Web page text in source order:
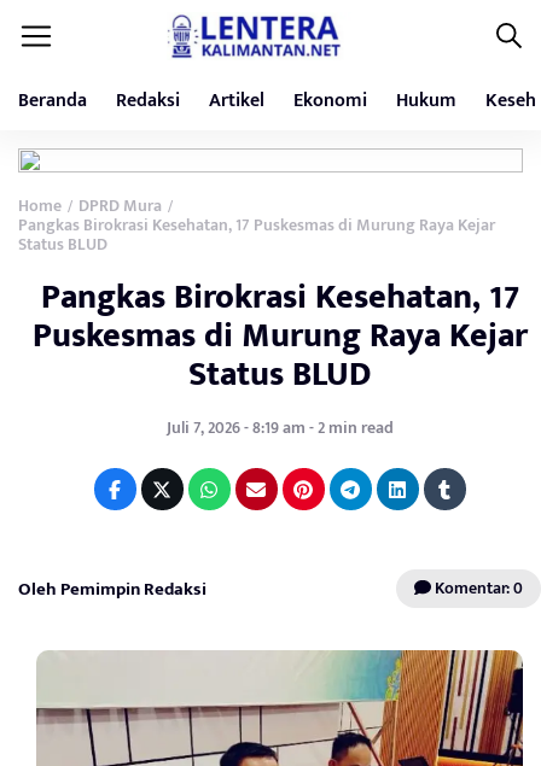
Beranda Redaksi Artikel Ekonomi Hukum
Home / DPRD Mura /
Pangkas Birokrasi Kesehatan, 17 Puskesmas di Murung Raya Kejar
Status BLUD
Pangkas Birokrasi Kesehatan, 17
Puskesmas di Murung Raya Kejar
Status BLUD
Juli 7, 2026 - 8:19 am - 2 min read
Oleh Pemimpin Redaksi Komentar: 0